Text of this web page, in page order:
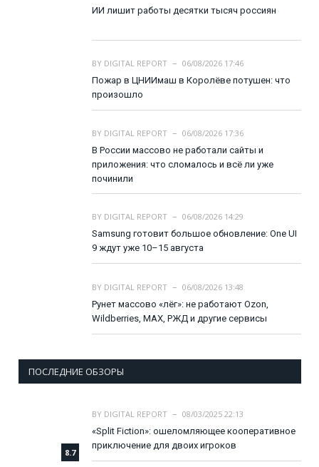
ИИ лишит работы десятки тысяч россиян
BY DIGITAL REPORT
06/08/2026 17:46
Пожар в ЦНИИмаш в Королёве потушен: что
произошло
BY DIGITAL REPORT
06/08/2026 17:36
В России массово не работали сайты и
приложения: что сломалось и всё ли уже
починили
BY DIGITAL REPORT
06/08/2026 14:29
Samsung готовит большое обновление: One UI
9 ждут уже 10–15 августа
BY DIGITAL REPORT
06/08/2026 13:48
Рунет массово «лёг»: не работают Ozon,
Wildberries, MAX, РЖД и другие сервисы
ПОСЛЕДНИЕ ОБЗОРЫ
8.7
BY DIGITAL REPORT
08/03/2025 22:13
«Split Fiction»: ошеломляющее кооперативное
приключение для двоих игроков